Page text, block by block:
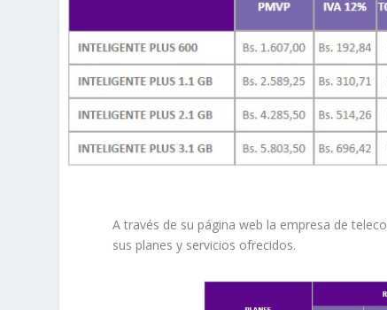
A través de su página web la empresa de
sus planes y servicios ofrecidos.